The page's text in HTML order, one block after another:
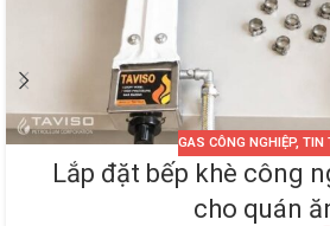
GAS CÔNG NGHIỆP, TIN
Lắp đặt bếp khè công
cho quán